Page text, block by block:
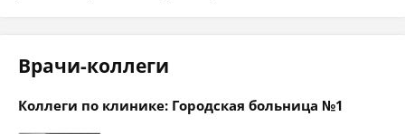
Врачи-коллеги
Коллеги по клинике: Городская больница №1